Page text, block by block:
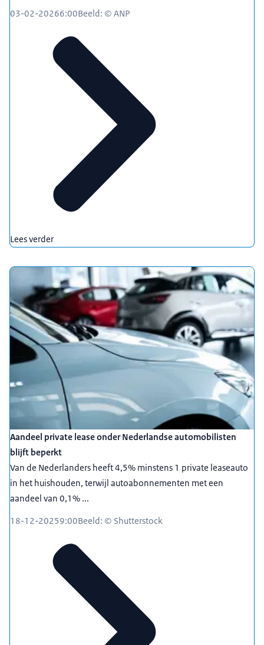
03-02-20266:00Beeld: © ANP
Lees verder
Aandeel private lease onder Nederlandse automobilisten
blijft beperkt
Van de Nederlanders heeft 4,5% minstens 1 private leaseauto
in het huishouden, terwijl autoabonnementen met een
aandeel van 0,1% ...
18-12-20259:00Beeld: © Shutterstock